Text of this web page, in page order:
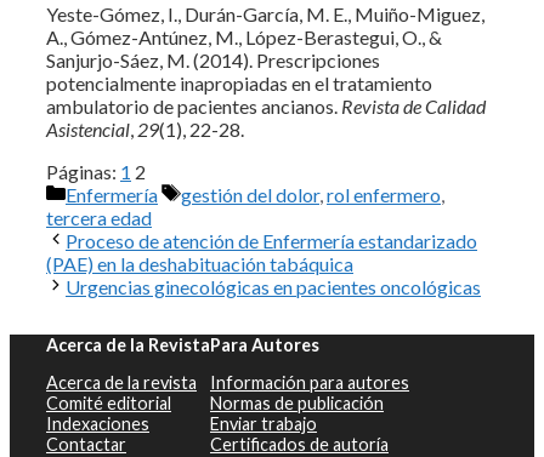
Yeste-Gómez, I., Durán-García, M. E., Muiño-Miguez,
A., Gómez-Antúnez, M., López-Berastegui, O., &
Sanjurjo-Sáez, M. (2014). Prescripciones
potencialmente inapropiadas en el tratamiento
ambulatorio de pacientes ancianos. Revista de Calidad
Asistencial 29(1), 22-28.
Páginas: 1 2
Categorías
Enfermería Etiquetas
gestión del dolor, rol enfermero
tercera edad
Proceso de atención de Enfermería estandarizado
(PAE) en la deshabituación tabáquica
Urgencias ginecológicas en pacientes oncológicas
Acerca de la Revista
Acerca de la revista
Comité editorial
Indexaciones
Contactar
Para Autores
Información para autores
Normas de publicación
Enviar trabajo
Certificados de autoría